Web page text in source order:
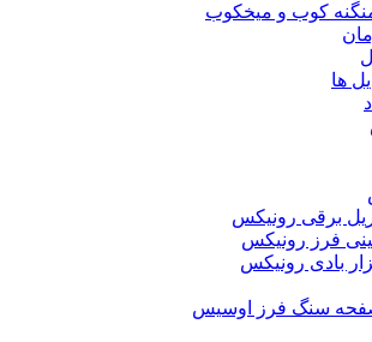
کوب و میخکوب
ها
برقی رونیکس
فرز رونیکس
بادی رونیکس
سنگ فرز اوسیس